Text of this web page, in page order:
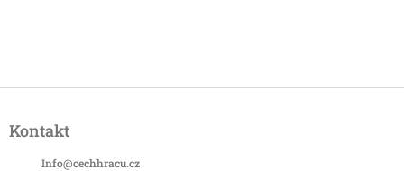
pKontakt
Info@cechhracu.cz